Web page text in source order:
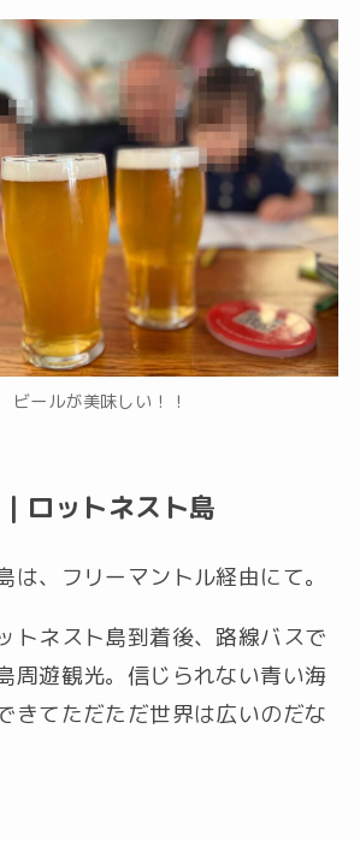
ビールが美味しい！！
ロットネスト島
は、フリーマントル経由にて。
トネスト島到着後、路線バスで
周遊観光。信じられない青い海
きてただただ世界は広いのだな